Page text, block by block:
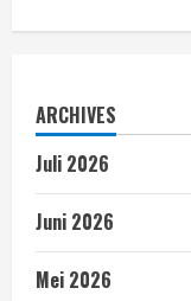
ARCHIVES
Juli 2026
Juni 2026
Mei 2026